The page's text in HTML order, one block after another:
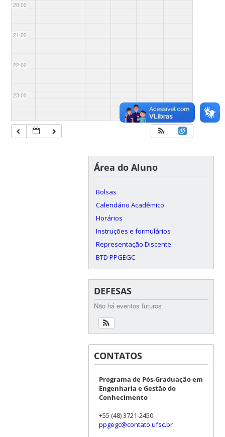
20:00
21:00
22:00
23:00
Área do Aluno
Bolsas
Calendário Acadêmico
Horários
Instruções e formulários
Representação Discente
BTD PPGEGC
DEFESAS
Não há eventos futuros
CONTATOS
Programa de Pós-Graduação em
Engenharia e Gestão do
Conhecimento
+55 (48) 3721-2450
ppgegc@contato.ufsc.br